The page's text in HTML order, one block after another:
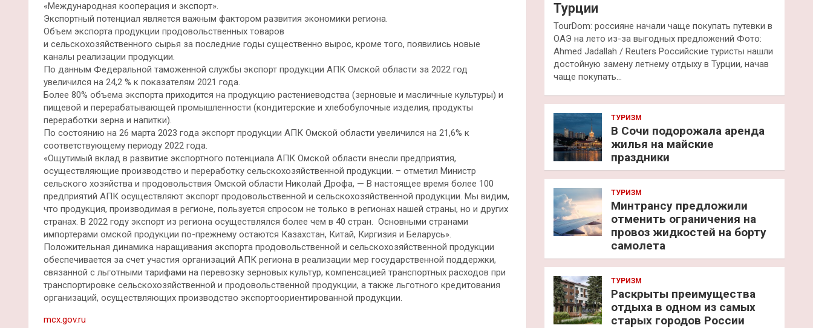
«Международная кооперация и экспорт».
Экспортный потенциал является важным фактором развития экономики региона.
Объем экспорта продукции продовольственных товаров
и сельскохозяйственного сырья за последние годы существенно вырос, кроме того, появились новые
каналы реализации продукции.
По данным Федеральной таможенной службы экспорт продукции АПК Омской области за 2022 год
увеличился на 24,2 % к показателям 2021 года.
Более 80% объема экспорта приходится на продукцию растениеводства (зерновые и масличные культуры) и
пищевой и перерабатывающей промышленности (кондитерские и хлебобулочные изделия, продукты
переработки зерна и напитки).
По состоянию на 26 марта 2023 года экспорт продукции АПК Омской области увеличился на 21,6% к
соответствующему периоду 2022 года.
«Ощутимый вклад в развитие экспортного потенциала АПК Омской области внесли предприятия,
осуществляющие производство и переработку сельскохозяйственной продукции. – отметил Министр
сельского хозяйства и продовольствия Омской области Николай Дрофа, — В настоящее время более 100
предприятий АПК осуществляют экспорт продовольственной и сельскохозяйственной продукции. Мы видим,
что продукция, производимая в регионе, пользуется спросом не только в регионах нашей страны, но и других
странах. В 2022 году экспорт из региона осуществлялся более чем в 40 стран. Основными странами
импортерами омской продукции по-прежнему остаются Казахстан, Китай, Киргизия и Беларусь».
Положительная динамика наращивания экспорта продовольственной и сельскохозяйственной продукции
обеспечивается за счет участия организаций АПК региона в реализации мер государственной поддержки,
связанной с льготными тарифами на перевозку зерновых культур, компенсацией транспортных расходов при
транспортировке сельскохозяйственной и продовольственной продукции, а также льготного кредитования
организаций, осуществляющих производство экспортоориентированной продукции.
mcx.gov.ru
Турции
TourDom: россияне начали чаще покупать путевки в
ОАЭ на лето из-за выгодных предложений Фото:
Ahmed Jadallah / Reuters Российские туристы нашли
достойную замену летнему отдыху в Турции, начав
чаще покупать…
ТУРИЗМ
В Сочи подорожала аренда
жилья на майские
праздники
ТУРИЗМ
Минтрансу предложили
отменить ограничения на
провоз жидкостей на борту
самолета
ТУРИЗМ
Раскрыты преимущества
отдыха в одном из самых
старых городов России